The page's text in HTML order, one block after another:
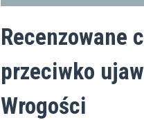
Recenzowane
przeciwko
Wrogości